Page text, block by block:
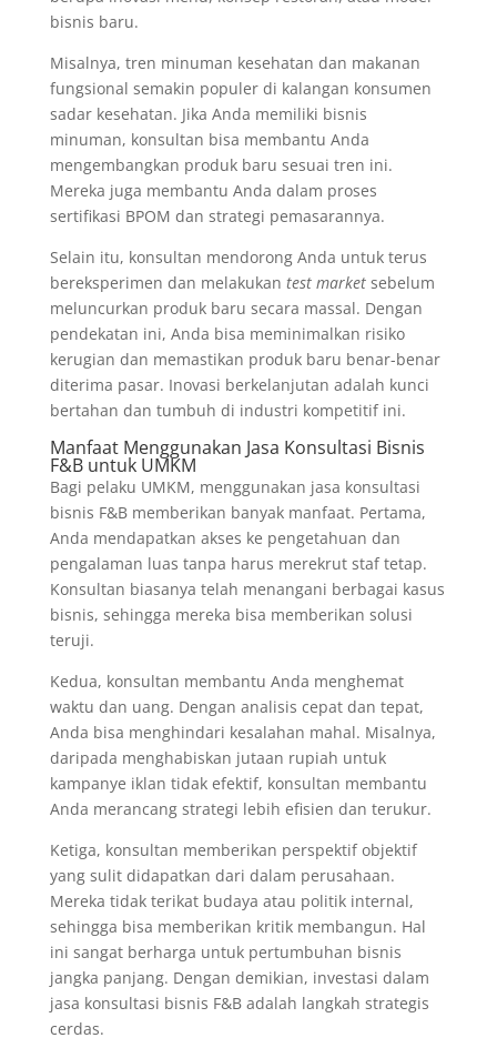
bisnis baru.
Misalnya, tren minuman kesehatan dan makanan
fungsional semakin populer di kalangan konsumen
sadar kesehatan. Jika Anda memiliki bisnis
minuman, konsultan bisa membantu Anda
mengembangkan produk baru sesuai tren ini.
Mereka juga membantu Anda dalam proses
sertifikasi BPOM dan strategi pemasarannya.
Selain itu, konsultan mendorong Anda untuk terus
bereksperimen dan melakukan test marketsebelum
meluncurkan produk baru secara massal. Dengan
pendekatan ini, Anda bisa meminimalkan risiko
kerugian dan memastikan produk baru benar-benar
diterima pasar. Inovasi berkelanjutan adalah kunci
bertahan dan tumbuh di industri kompetitif ini.
Manfaat Menggunakan Jasa Konsultasi Bisnis
F&B untuk UMKM
Bagi pelaku UMKM, menggunakan jasa konsultasi
bisnis F&B memberikan banyak manfaat. Pertama,
Anda mendapatkan akses ke pengetahuan dan
pengalaman luas tanpa harus merekrut staf tetap.
Konsultan biasanya telah menangani berbagai kasus
bisnis, sehingga mereka bisa memberikan solusi
teruji.
Kedua, konsultan membantu Anda menghemat
waktu dan uang. Dengan analisis cepat dan tepat,
Anda bisa menghindari kesalahan mahal. Misalnya,
daripada menghabiskan jutaan rupiah untuk
kampanye iklan tidak efektif, konsultan membantu
Anda merancang strategi lebih efisien dan terukur.
Ketiga, konsultan memberikan perspektif objektif
yang sulit didapatkan dari dalam perusahaan.
Mereka tidak terikat budaya atau politik internal,
sehingga bisa memberikan kritik membangun. Hal
ini sangat berharga untuk pertumbuhan bisnis
jangka panjang. Dengan demikian, investasi dalam
jasa konsultasi bisnis F&B adalah langkah strategis
cerdas.